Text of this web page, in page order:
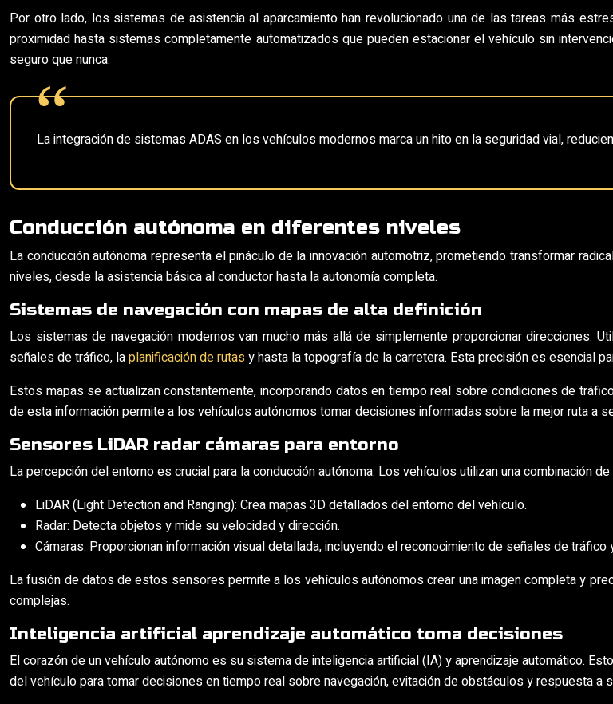
Por otro lado, los sistemas de asistencia al aparcamiento han revolucionado una de las tareas más
proximidad hasta sistemas completamente automatizados que pueden estacionar el vehículo sin
seguro que nunca.
La integración de sistemas ADAS en los vehículos modernos marca un hito en la seguridad vial,
Conducción autónoma en diferentes niveles
La conducción autónoma representa el pináculo de la innovación automotriz, prometiendo transformar
niveles, desde la asistencia básica al conductor hasta la autonomía completa.
Sistemas de navegación con mapas de alta definición
Los sistemas de navegación modernos van mucho más allá de simplemente proporcionar direcciones.
señales de tráfico, laplanificación de rutasy hasta la topografía de la carretera. Esta precisión es esencial
Estos mapas se actualizan constantemente, incorporando datos en tiempo real sobre condiciones de
de esta información permite a los vehículos autónomos tomar decisiones informadas sobre la mejor ruta a
Sensores LiDAR radar cámaras para entorno
La percepción del entorno es crucial para la conducción autónoma. Los vehículos utilizan una combinación
LiDAR (Light Detection and Ranging): Crea mapas 3D detallados del entorno del vehículo.
Radar: Detecta objetos y mide su velocidad y dirección.
Cámaras: Proporcionan información visual detallada, incluyendo el reconocimiento de señales de tráfico
La fusión de datos de estos sensores permite a los vehículos autónomos crear una imagen completa y
complejas.
Inteligencia artificial aprendizaje automático toma decisiones
El corazón de un vehículo autónomo es su sistema de inteligencia artificial (IA) y aprendizaje automático.
del vehículo para tomar decisiones en tiempo real sobre navegación, evitación de obstáculos y respuesta a